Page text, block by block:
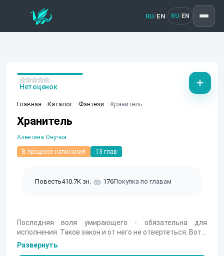
RU/EN RU/ EN
Главная Каталог Фэнтези Хранитель
Хранитель
Алевтина Онучка
В процессе написания 13 глав
Повесть410.7K зн. 176Покупка по главам
Нет оценок
Последняя воля умирающего - обязательна для
исполнения. Таков закон и от него не отвертеться. Вот и
Михаил услышал последнюю волю умирающего
наставника, который на смертном одре попросил
Развернуть